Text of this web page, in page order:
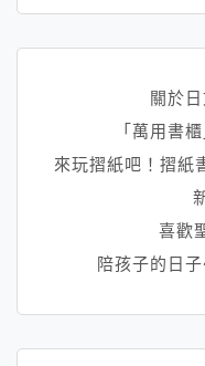
關於
「萬用書
來玩摺紙吧！摺紙
喜歡
陪孩子的日